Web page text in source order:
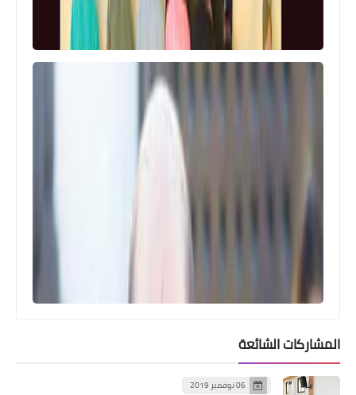
"القدس صيدا" يتوّجُ بطلاً لدورة ذكرى
النكبة في كرة القدم المصغرة
المشاركات الشائعة
06 نوفمبر 2019